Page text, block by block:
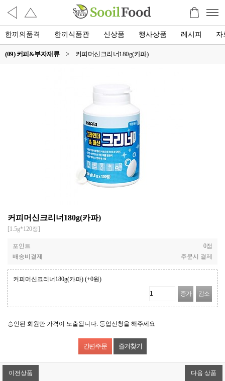
한끼의품격 한끼식품관 신상품 행사상품 레시피 자
(09) 커피&부자재류 > 커피머신크리너180g(카파)
커피머신크리너180g(카파)
[1.5g*120정]
포인트
0점
배송비결제
주문시 결제
커피머신크리너180g(카파) (+0원)
증가 감소
승인된 회원만 가격이 노출됩니다. 등업신청을 해주세요
즐겨찾기
이전상품 다음 상품